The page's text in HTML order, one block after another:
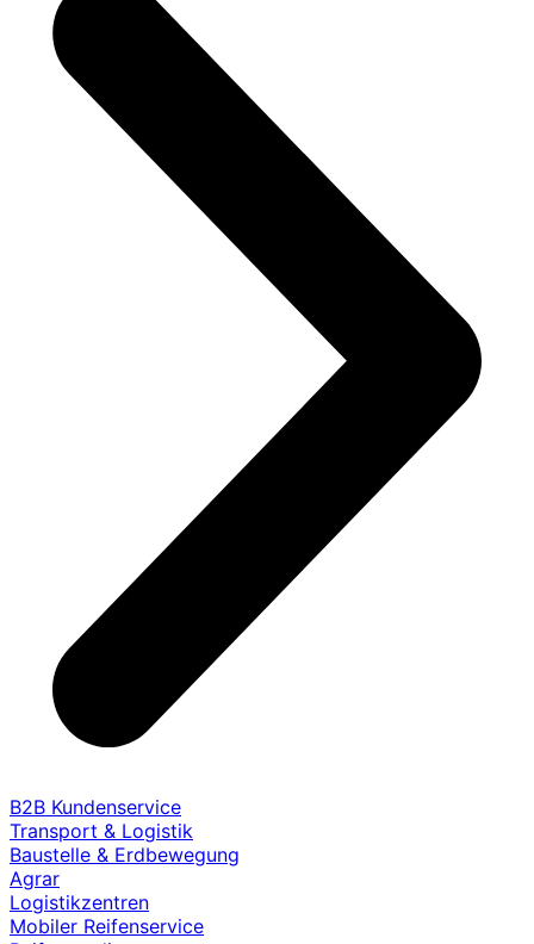
B2B Kundenservice
Transport & Logistik
Baustelle & Erdbewegung
Agrar
Logistikzentren
Mobiler Reifenservice